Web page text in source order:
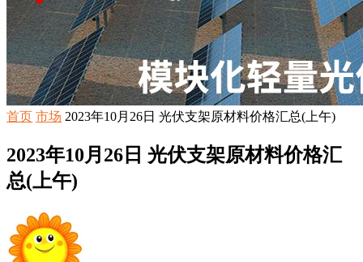
首页 市场 2023年10月26日 光伏支架原材料价格汇总(上午)
2023年10月26日 光伏支架原材料价格汇
总(上午)